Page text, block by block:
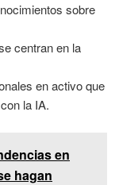
sobre
centran en la
en activo que
la IA.
en
hagan